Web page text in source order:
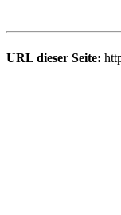
URL dieser Seite: